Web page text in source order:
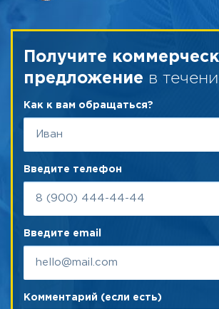
Получите
предложение в
Как к вам обращаться?
Введите телефон
Введите email
Комментарий (если есть)